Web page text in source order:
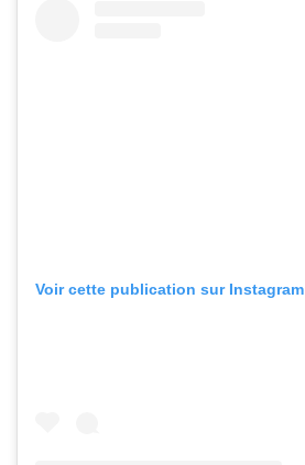
Voir cette publication sur Instagram